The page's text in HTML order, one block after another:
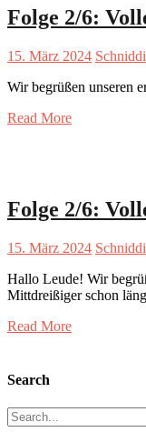
Folge 2/6:
15. März 2024
Wir begrüßen unseren
Read More
Folge 2/6:
15. März 2024
Hallo Leude! Wir
Mittdreißiger schon
Read More
Search
Search